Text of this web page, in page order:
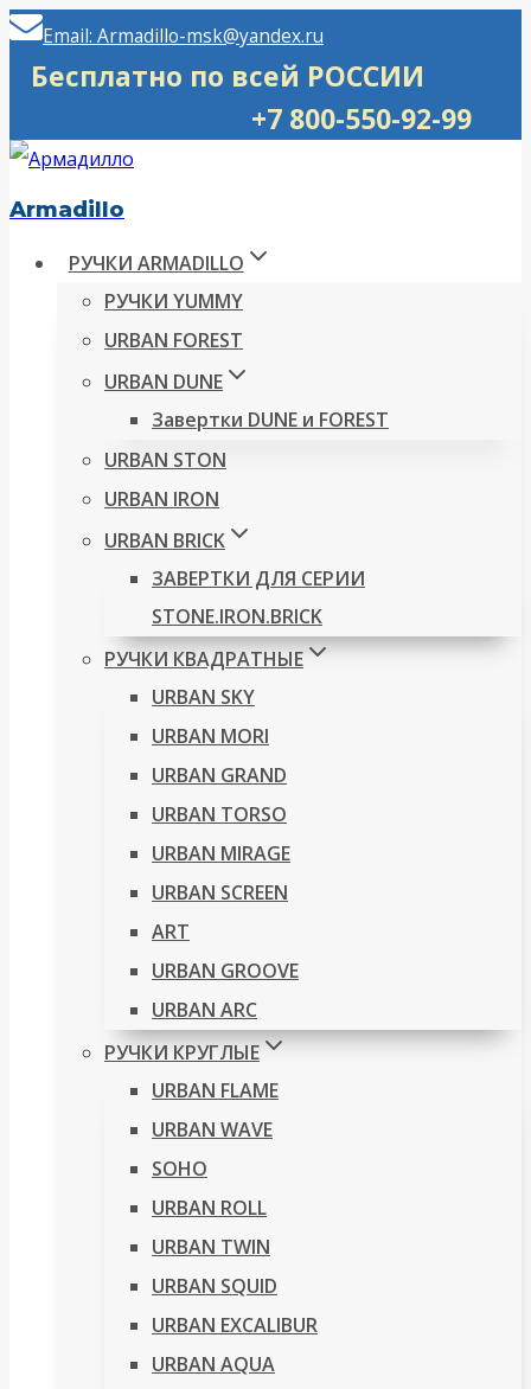
Перейти
Email: Armadillo-msk@yandex.ru
Бесплатно по всей РОССИИ
+7 800-550-92-99
Armadillo
РУЧКИ ARMADILLO
РУЧКИ YUMMY
URBAN FOREST
URBAN DUNE
Завертки DUNE и FOREST
URBAN STON
URBAN IRON
URBAN BRICK
ЗАВЕРТКИ ДЛЯ СЕРИИ
STONE.IRON.BRICK
РУЧКИ КВАДРАТНЫЕ
URBAN SKY
URBAN MORI
URBAN GRAND
URBAN TORSO
URBAN MIRAGE
URBAN SCREEN
ART
URBAN GROOVE
URBAN ARC
РУЧКИ КРУГЛЫЕ
URBAN FLAME
URBAN WAVE
SOHO
URBAN ROLL
URBAN TWIN
URBAN SQUID
URBAN EXCALIBUR
URBAN AQUA